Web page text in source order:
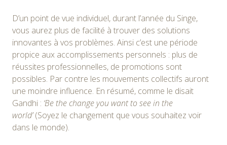
D’un point de vue individuel, durant l’année du Singe,
vous aurez plus de facilité à trouver des solutions
innovantes à vos problèmes. Ainsi c’est une période
propice aux accomplissements personnels : plus de
réussites professionnelles, de promotions sont
possibles. Par contre les mouvements collectifs auront
une moindre influence. En résumé, comme le disait
Gandhi : ‘Be the change you want to see in the
world’(Soyez le changement que vous souhaitez voir
dans le monde).